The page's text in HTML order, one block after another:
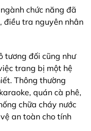
chức năng đã
điều tra nguyên nhân
tương đối cũng như
trang bị một hệ
Thông thường
quán cà phê,
chữa cháy nước
an toàn cho tính